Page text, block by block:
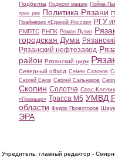
Подбелка Поджоги машин Пойма
трех рек Политика Рязани
Праймериз «Единой России» РГУ
РМПТС РНПК Роман Путин
городская Дума
Рязанский нефтезавод
район Рязанский цирк
Северный обход Семен Сазонов
Сергей Ежов Сергей Сальников
Скопин Солотча Спас-
«Премьер» Трасса М5 УМВД
области Федор Провоторов
ЭРА
Учредитель, главный редактор -